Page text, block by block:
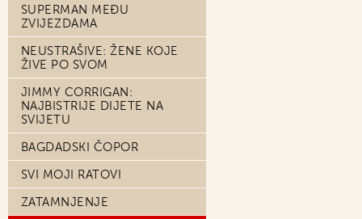
SUPERMAN MEĐU
ZVIJEZDAMA
NEUSTRAŠIVE: ŽENE KOJE
ŽIVE PO SVOM
JIMMY CORRIGAN:
NAJBISTRIJE DIJETE NA
SVIJETU
BAGDADSKI ČOPOR
SVI MOJI RATOVI
ZATAMNJENJE